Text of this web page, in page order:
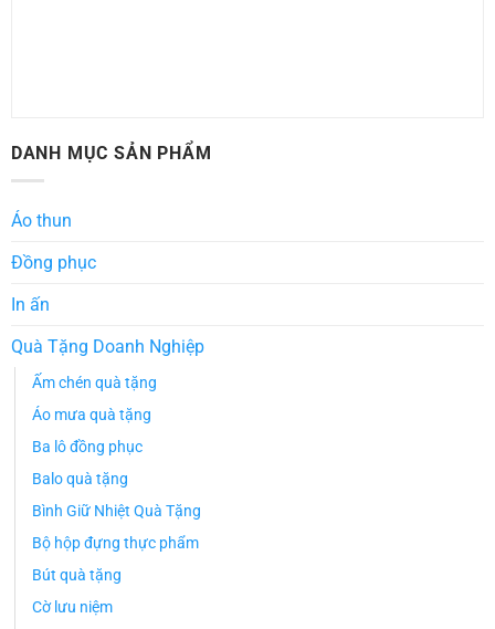
DANH MỤC SẢN PHẨM
Áo thun
Đồng phục
In ấn
Quà Tặng Doanh Nghiệp
Ấm chén quà tặng
Áo mưa quà tặng
Ba lô đồng phục
Balo quà tặng
Bình Giữ Nhiệt Quà Tặng
Bộ hộp đựng thực phẩm
Bút quà tặng
Cờ lưu niệm